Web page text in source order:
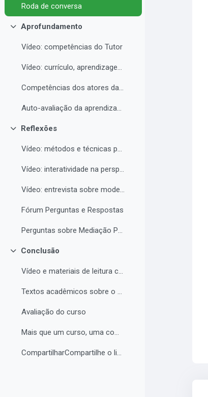
Roda de conversa
Contrair
Aprofundamento
Vídeo: competências do Tutor
Vídeo: currículo, aprendizagem e docência para EAD
Competências dos atores da educação a distância professor, tutor e aluno
Auto-avaliação da aprendizagem
Contrair
Reflexões
Vídeo: métodos e técnicas para EAD
Vídeo: interatividade na perspectiva de Vigotski
Vídeo: entrevista sobre modelos de tutoria e modelos de cursos a distância
Fórum Perguntas e Respostas
Perguntas sobre Mediação Pedagógica
Contrair
Conclusão
Vídeo e materiais de leitura complementar
Textos acadêmicos sobre o curso (para aprofundamento opcional)
Avaliação do curso
Mais que um curso, uma comunidade de aprendizagem!...
CompartilharCompartilhe o link do curso em suas re...